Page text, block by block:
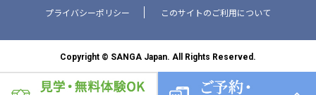
プライバシーポリシー このサイトのご利用について
Copyright © SANGA Japan. All Rights Reserved.